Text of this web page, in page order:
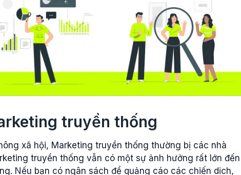
truyền thống
xã hội, Marketing truyền thống thường bị các nhà
truyền thống vẫn có một sự ảnh hưởng rất lớn đến
Nếu bạn có ngân sách để quảng cáo các chiến dịch,